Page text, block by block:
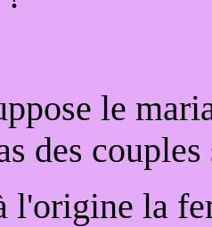
le
des
l'origine la